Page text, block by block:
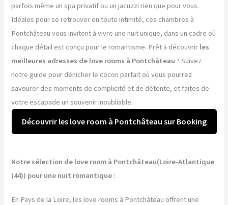
parfois même un spa privatif ou un jacuzzi rien que pour vous.
Idéales pour se retrouver en toute intimité, ces chambres à
Pontchâteau vous invitent à vivre une nuit unique, dans un cadre où
chaque détail est conçu pour le romantisme. Prêt à découvrir les
meilleures adresses de love rooms à Pontchâteau ? Suivez
notre guide pour dénicher le cocon parfait où vous pourrez
savourer des moments de complicité et de détente, et faites de
votre escapade un souvenir inoubliable.
Découvrir les love room à Pontchâteau sur Booking
Notre sélection de love room à Pontchâteau(Loire-Atlantique
(44)) pour une nuit romantique :
En Pays de la Loire, les love rooms à Pontchâteau offrent une